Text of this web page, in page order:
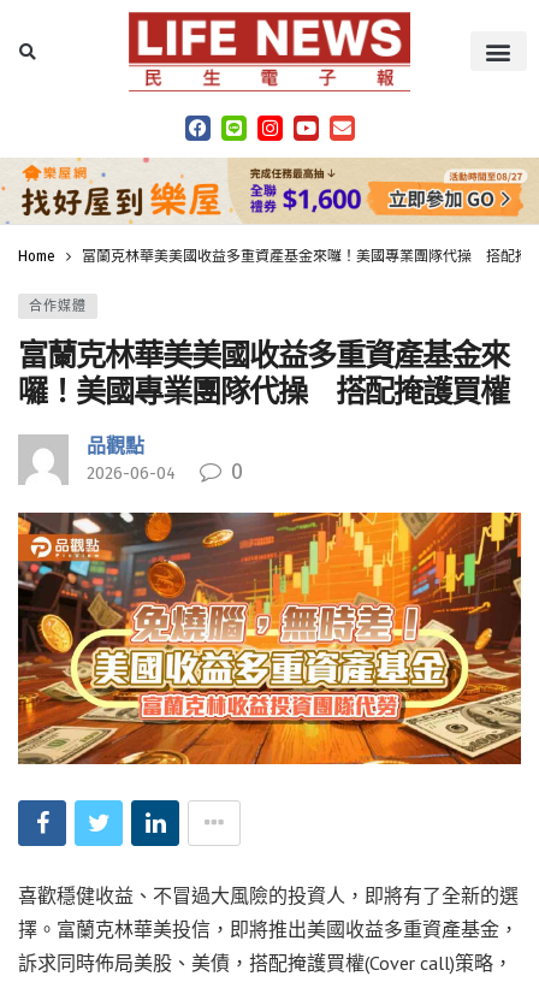
Home 富蘭克林華美美國收益多重資產基金來囉！美國專業團隊代操 搭配掩
合作媒體
富蘭克林華美美國收益多重資產基金來
囉！美國專業團隊代操 搭配掩護買權
品觀點
2026-06-04 0
喜歡穩健收益、不冒過大風險的投資人，即將有了全新的選
擇。富蘭克林華美投信，即將推出美國收益多重資產基金，
訴求同時佈局美股、美債，搭配掩護買權(Cover call)策略，